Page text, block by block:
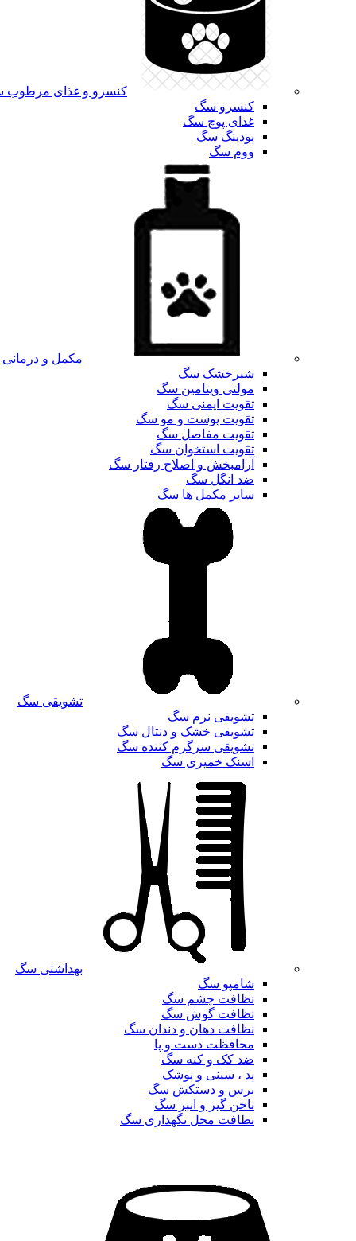
کنسرو و غذای
کنسرو سگ
غذای پوچ سگ
پودینگ سگ
ووم سگ
مکمل و
شیرخشک سگ
مولتی ویتامین سگ
تقویت ایمنی سگ
تقویت پوست و مو سگ
تقویت مفاصل سگ
تقویت استخوان سگ
آرامبخش و اصلاح رفتار سگ
ضد انگل سگ
سایر مکمل ها سگ
تشویقی سگ
تشویقی نرم سگ
تشویقی خشک و دنتال سگ
تشویقی سرگرم کننده سگ
اسنک خمیری سگ
بهداشتی سگ
شامپو سگ
نظافت چشم سگ
نظافت گوش سگ
نظافت دهان و دندان سگ
محافظت دست و پا
ضد کک و کنه سگ
پد ، سینی و پوشک
برس و دستکش سگ
ناخن گیر و انبر سگ
نظافت محل نگهداری سگ